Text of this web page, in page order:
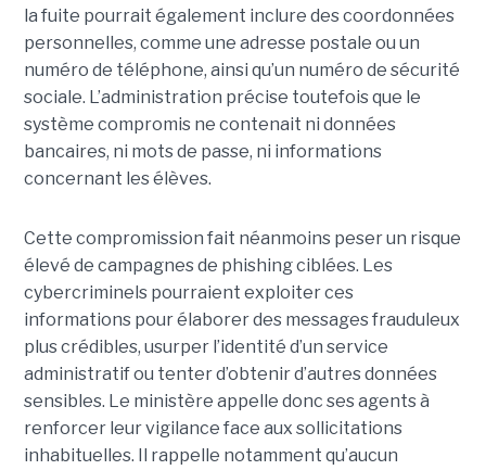
la fuite pourrait également inclure des coordonnées
personnelles, comme une adresse postale ou un
numéro de téléphone, ainsi qu’un numéro de sécurité
sociale. L’administration précise toutefois que le
système compromis ne contenait ni données
bancaires, ni mots de passe, ni informations
concernant les élèves.
Cette compromission fait néanmoins peser un risque
élevé de campagnes de phishing ciblées. Les
cybercriminels pourraient exploiter ces
informations pour élaborer des messages frauduleux
plus crédibles, usurper l’identité d’un service
administratif ou tenter d’obtenir d’autres données
sensibles. Le ministère appelle donc ses agents à
renforcer leur vigilance face aux sollicitations
inhabituelles. Il rappelle notamment qu’aucun